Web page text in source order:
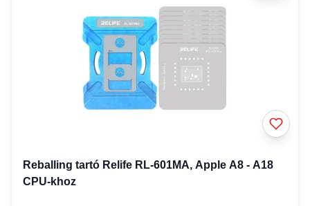
Reballing tartó Relife RL-601MA, Apple A8 - A18
CPU-khoz